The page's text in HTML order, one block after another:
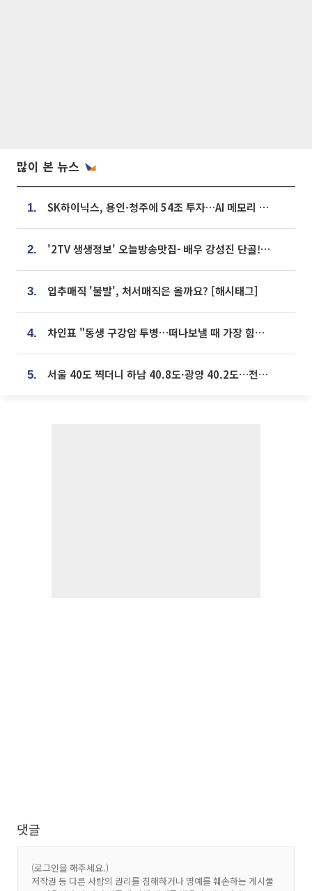
많이 본 뉴스
1. SK하이닉스, 용인·청주에 54조 투자…AI 메모리 생산기지 키운다
2. '2TV 생생정보' 오늘방송맛집- 배우 강성진 단골! 쌀국수ㆍ푸팟퐁 커리 맛집 '블○○○'
3. 입추매직 '불발', 처서매직은 올까요? [해시태그]
4. 차인표 "동생 구강암 투병…떠나보낼 때 가장 힘들었다”
5. 서울 40도 찍더니 하남 40.8도·광양 40.2도…전국 '펄펄'
댓글